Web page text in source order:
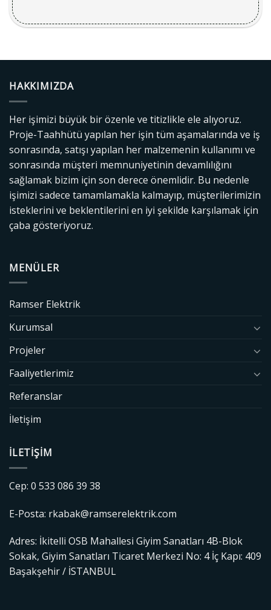
HAKKIMIZDA
Her işimizi büyük bir özenle ve titizlikle ele alıyoruz.
Proje-Taahhütü yapılan her işin tüm aşamalarında ve iş
sonrasında, satışı yapılan her malzemenin kullanımı ve
sonrasında müşteri memnuniyetinin devamlılığını
sağlamak bizim için son derece önemlidir. Bu nedenle
işimizi sadece tamamlamakla kalmayıp, müşterilerimizin
isteklerini ve beklentilerini en iyi şekilde karşılamak için
çaba gösteriyoruz.
MENÜLER
Ramser Elektrik
Kurumsal
Projeler
Faaliyetlerimiz
Referanslar
İletişim
İLETIŞIM
Cep: 0 533 086 39 38
E-Posta: rkabak@ramserelektrik.com
Adres: İkitelli OSB Mahallesi Giyim Sanatları 4B-Blok
Sokak, Giyim Sanatları Ticaret Merkezi No: 4 İç Kapı: 409
Başakşehir / İSTANBUL